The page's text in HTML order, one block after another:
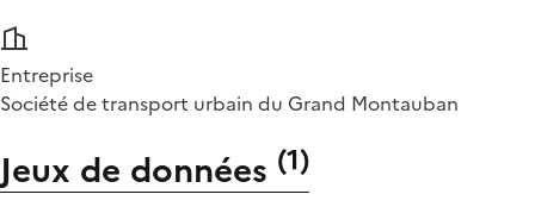
Entreprise
Société de transport urbain du Grand Montauban
Jeux de données (1)